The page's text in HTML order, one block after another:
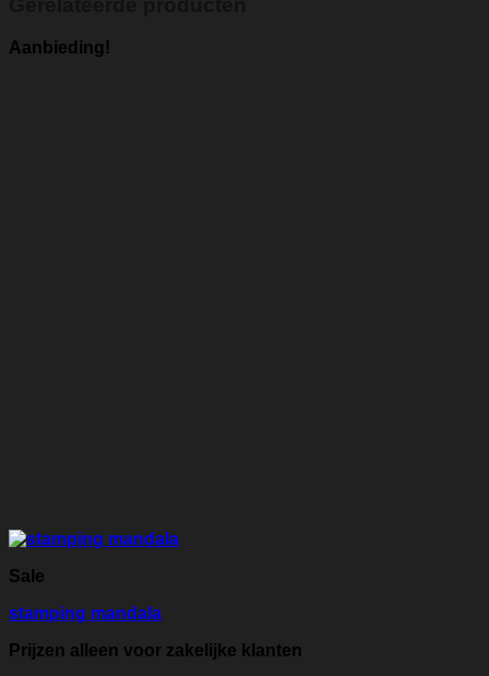
Aanbieding!
Sale
stamping mandala
Prijzen alleen voor zakelijke klanten